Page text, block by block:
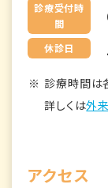
診療受付時
間
休診日
診療時間は
詳しくは外
アクセス